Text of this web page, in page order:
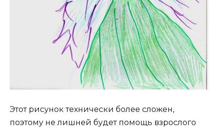
Этот рисунок технически более сложен,
поэтому не лишней будет помощь взрослого